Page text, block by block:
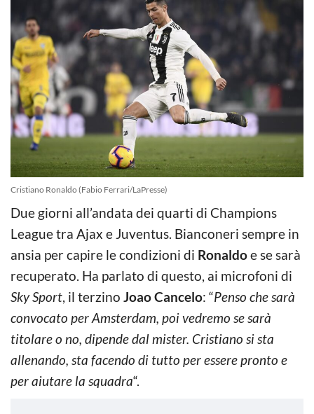
Cristiano Ronaldo (Fabio Ferrari/LaPresse)
Due giorni all’andata dei quarti di Champions
League tra Ajax e Juventus. Bianconeri sempre in
ansia per capire le condizioni di Ronaldoe se sarà
recuperato. Ha parlato di questo, ai microfoni di
Sky Sport, il terzino Joao Cancelo: “Penso che sarà
convocato per Amsterdam, poi vedremo se sarà
titolare o no, dipende dal mister. Cristiano si sta
allenando, sta facendo di tutto per essere pronto e
per aiutare la squadra“.